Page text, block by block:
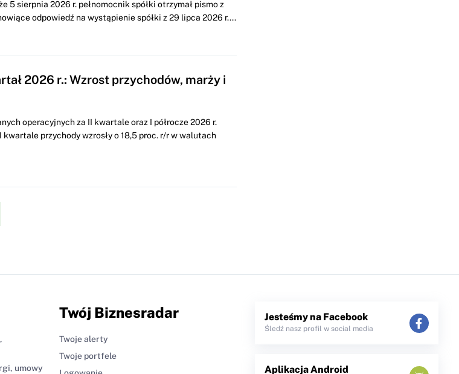
5 sierpnia 2026 r. pełnomocnik spółki otrzymał pismo z
odpowiedź na wystąpienie spółki z 29 lipca 2026 r....
2026 r.: Wzrost przychodów, marży i
operacyjnych za II kwartale oraz I półrocze 2026 r.
przychody wzrosły o 18,5 proc. r/r w walutach
umowy
Twój Biznesradar
Twoje alerty
Twoje portfele
Jesteśmy na Facebook
Śledź nasz profil w social media
Aplikacja Android